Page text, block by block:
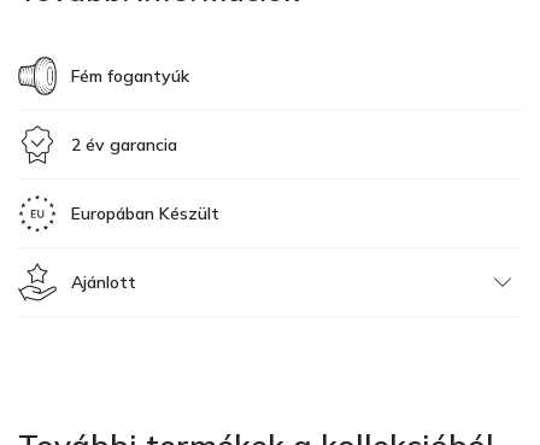
Fém fogantyúk
2 év garancia
Europában Készült
Ajánlott